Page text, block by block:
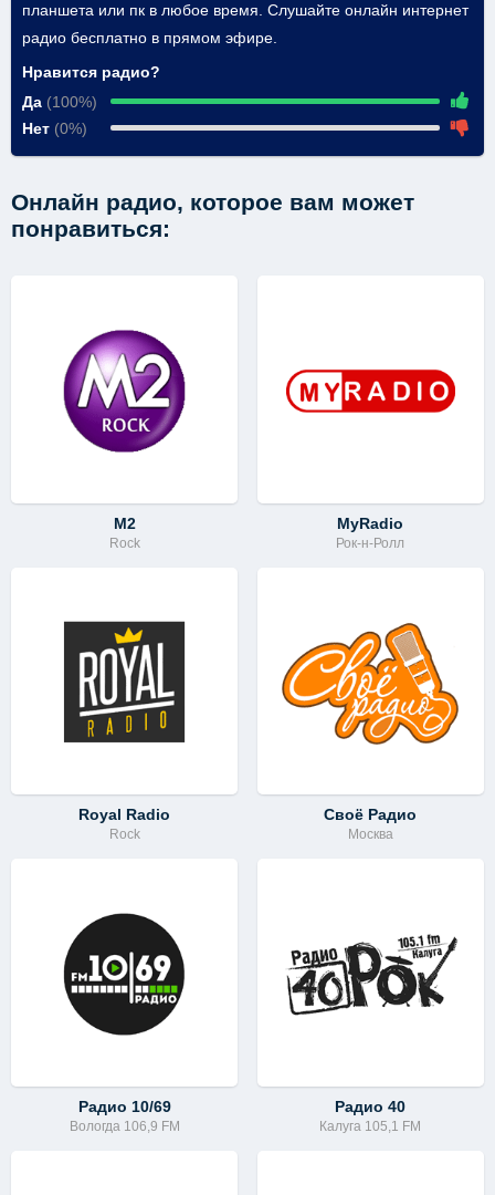
планшета или пк в любое время. Слушайте онлайн интернет
радио бесплатно в прямом эфире.
Нравится радио?
Да (100%)
Нет (0%)
Онлайн радио, которое вам может
понравиться:
M2
Rock
MyRadio
Рок-н-Ролл
Royal Radio
Rock
Своё Радио
Москва
Радио 10/69
Вологда 106,9 FM
Радио 40
Калуга 105,1 FM